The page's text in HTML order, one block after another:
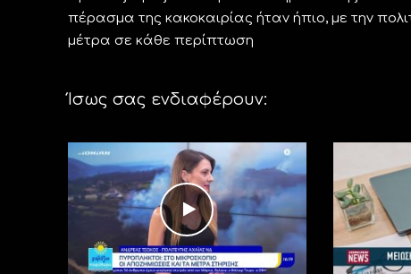
πέρασμα της κακοκαιρίας ήταν ήπιο, με την
μέτρα σε κάθε περίπτωση
Ίσως σας ενδιαφέρουν: